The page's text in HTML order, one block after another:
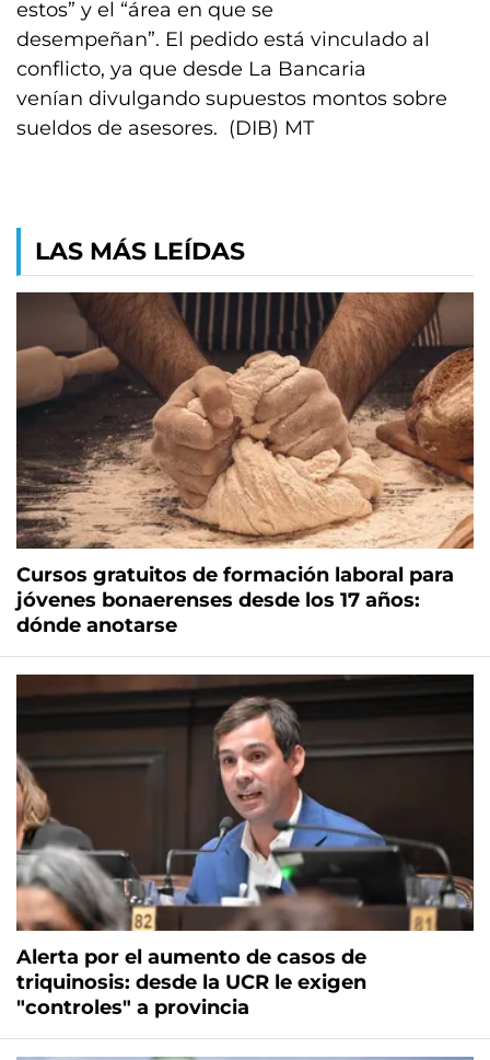
estos” y el “área en que se
desempeñan”. El pedido está vinculado al
conflicto, ya que desde La Bancaria
venían divulgando supuestos montos sobre
sueldos de asesores. (DIB) MT
LAS MÁS LEÍDAS
Cursos gratuitos de formación laboral para
jóvenes bonaerenses desde los 17 años:
dónde anotarse
Alerta por el aumento de casos de
triquinosis: desde la UCR le exigen
"controles" a provincia